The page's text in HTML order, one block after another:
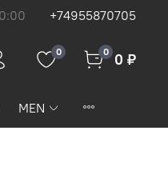
+74955870705
0 0 0 ₽
MEN